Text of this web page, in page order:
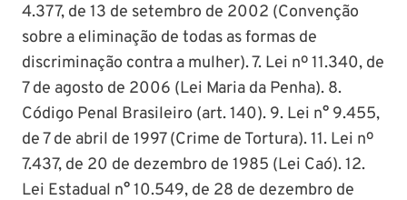
4.377, de 13 de setembro de 2002 (Convenção
sobre a eliminação de todas as formas de
discriminação contra a mulher). 7. Lei nº 11.340, de
7 de agosto de 2006 (Lei Maria da Penha). 8.
Código Penal Brasileiro (art. 140). 9. Lei n° 9.455,
de 7 de abril de 1997 (Crime de Tortura). 11. Lei nº
7.437, de 20 de dezembro de 1985 (Lei Caó). 12.
Lei Estadual n° 10.549, de 28 de dezembro de